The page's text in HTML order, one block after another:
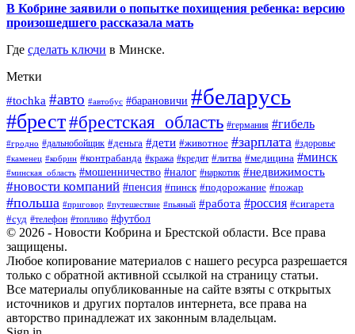
В Кобрине заявили о попытке похищения ребенка: версию
произошедшего рассказала мать
Где сделать ключи в Минске.
Метки
#tochka #авто #автобус #барановичи #беларусь
#брест#брестская_область #германия #гибель
#гродно #дальнобойщик #деньга #дети #животное #зарплата #здоровье
#каменец #кобрин #контрабанда #кража #кредит #литва #медицина #минск
#минская_область #мошенничество #налог #наркотик #недвижимость
#новости компаний #пенсия #пинск #подорожание #пожар
#польша #приговор #путешествие #пьяный #работа #россия #сигарета
#суд #телефон #топливо #футбол
© 2026 - Новости Кобрина и Брестской области. Все права
защищены.
Любое копирование материалов с нашего ресурса разрешается
только с обратной активной ссылкой на страницу статьи.
Все материалы опубликованные на сайте взяты с открытых
источников и других порталов интернета, все права на
авторство принадлежат их законным владельцам.